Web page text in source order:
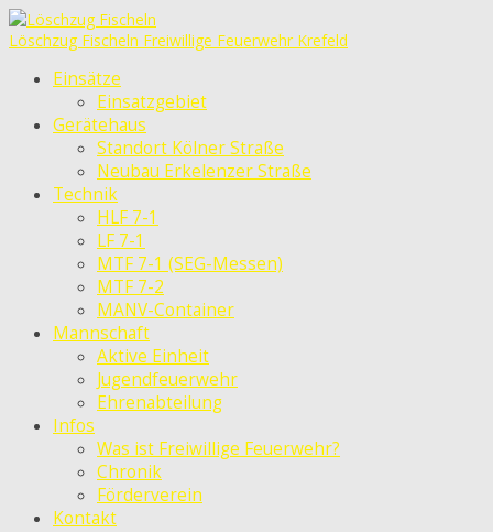
Löschzug Fischeln Freiwillige Feuerwehr Krefeld
Einsätze
Einsatzgebiet
Gerätehaus
Standort Kölner Straße
Neubau Erkelenzer Straße
Technik
HLF 7-1
LF 7-1
MTF 7-1 (SEG-Messen)
MTF 7-2
MANV-Container
Mannschaft
Aktive Einheit
Jugendfeuerwehr
Ehrenabteilung
Infos
Was ist Freiwillige Feuerwehr?
Chronik
Förderverein
Kontakt